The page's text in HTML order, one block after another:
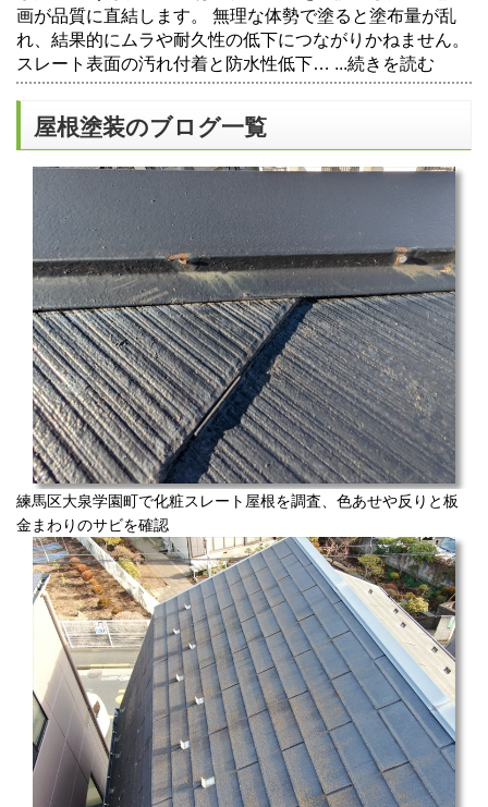
画が品質に直結します。 無理な体勢で塗ると塗布量が乱
れ、結果的にムラや耐久性の低下につながりかねません。
スレート表面の汚れ付着と防水性低下… ...続きを読む
屋根塗装のブログ一覧
練馬区大泉学園町で化粧スレート屋根を調査、色あせや反りと板
金まわりのサビを確認